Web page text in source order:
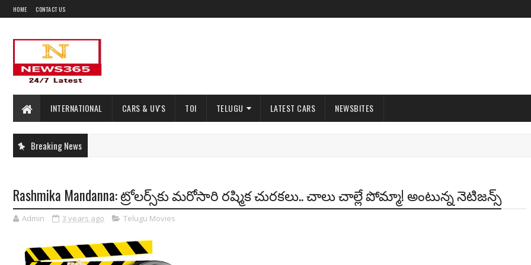
HOME CONTACT US
INTERNATIONAL CARS & UV'S TOI TELUGU LATEST CARS NEWSBITES
Breaking News
Rashmika Mandanna: ట్రోలర్స్‌కు మరోసారి రష్మిక చురకలు.. చాలు చాల్లే పోమ్మా! అంటున్న నెటిజన్స్
Admin 3 years ago Telugu Movies